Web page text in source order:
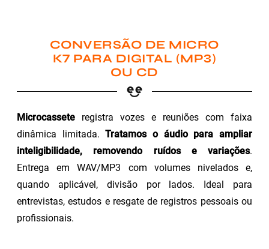
CONVERSÃO DE MICRO
K7 PARA DIGITAL (MP3)
OU CD
Microcassete registra vozes e reuniões com faixa
dinâmica limitada.Tratamos o áudio para ampliar
inteligibilidade, removendo ruídos e variações.
Entrega em WAV/MP3 com volumes nivelados e,
quando aplicável, divisão por lados. Ideal para
entrevistas, estudos e resgate de registros pessoais ou
profissionais.